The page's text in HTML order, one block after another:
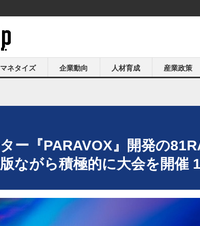
マネタイズ 企業動向 人材育成 産業政策
ー『PARAVOX』開発の
ながら積極的に大会を開催